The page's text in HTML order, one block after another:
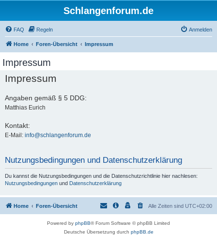
Schlangenforum.de
FAQ Regeln Anmelden
Home Foren-Übersicht Impressum
Impressum
Impressum
Angaben gemäß § 5 DDG:
Matthias Eurich
Kontakt:
E-Mail: info@schlangenforum.de
Nutzungsbedingungen und Datenschutzerklärung
Du kannst die Nutzungsbedingungen und die Datenschutzrichtlinie hier nachlesen:
Nutzungsbedingungen und Datenschutzerklärung
Home Foren-Übersicht Alle Zeiten sind UTC+02:00
Powered by phpBB® Forum Software © phpBB Limited
Deutsche Übersetzung durch phpBB.de